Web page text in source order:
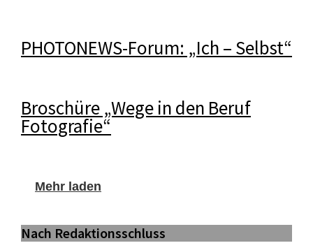
PHOTONEWS-Forum: „Ich – Selbst“
Broschüre „Wege in den Beruf
Fotografie“
Mehr laden
Nach Redaktionsschluss